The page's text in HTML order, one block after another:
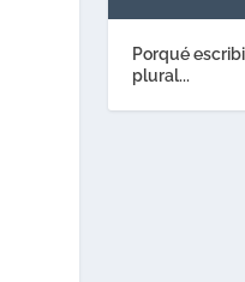
Porqué
plural...